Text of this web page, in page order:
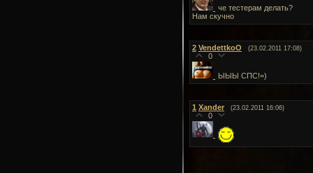
че тестерам делать?
Нам скучно
2 VendettkoO (23.02.2011 17:08)
0
ЫЫЫ СПС!=)
1 Xander (23.02.2011 16:06)
0